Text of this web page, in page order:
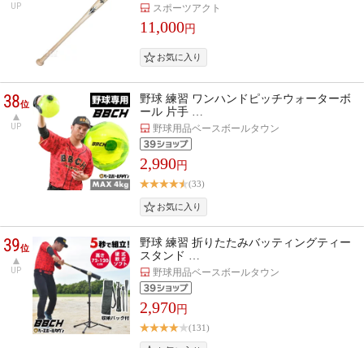
UP スポーツアクト
11,000円
38位
UP
野球 練習 ワンハンドピッチウォーターボ
ール 片手 …
野球用品ベースボールタウン
2,990円
(33)
39位
UP
野球 練習 折りたたみバッティングティー
スタンド …
野球用品ベースボールタウン
2,970円
(131)